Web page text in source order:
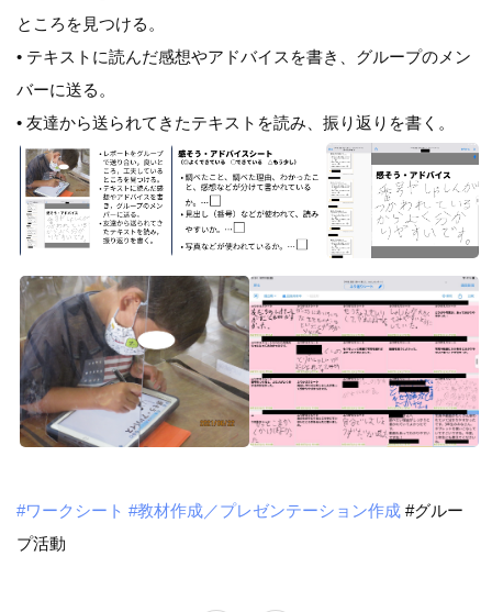
ところを見つける。
• テキストに読んだ感想やアドバイスを書き、グループのメン
バーに送る。
• 友達から送られてきたテキストを読み、振り返りを書く。
#ワークシート #教材作成／プレゼンテーション作成 #グルー
プ活動